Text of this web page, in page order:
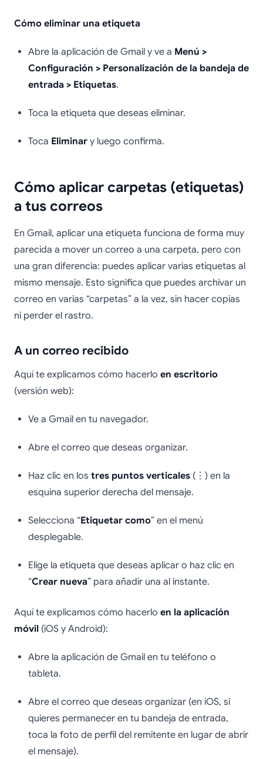
Cómo eliminar una etiqueta
Abre la aplicación de Gmail y ve a Menú >
Configuración > Personalización de la bandeja de
entrada > Etiquetas.
Toca la etiqueta que deseas eliminar.
Toca Eliminar y luego confirma.
Cómo aplicar carpetas (etiquetas)
a tus correos
En Gmail, aplicar una etiqueta funciona de forma muy
parecida a mover un correo a una carpeta, pero con
una gran diferencia: puedes aplicar varias etiquetas al
mismo mensaje. Esto significa que puedes archivar un
correo en varias “carpetas” a la vez, sin hacer copias
ni perder el rastro.
A un correo recibido
Aquí te explicamos cómo hacerlo en escritorio
(versión web):
Ve a Gmail en tu navegador.
Abre el correo que deseas organizar.
Haz clic en los tres puntos verticales (⋮) en la
esquina superior derecha del mensaje.
Selecciona “Etiquetar como” en el menú
desplegable.
Elige la etiqueta que deseas aplicar o haz clic en
“Crear nueva” para añadir una al instante.
Aquí te explicamos cómo hacerlo en la aplicación
móvil (iOS y Android):
Abre la aplicación de Gmail en tu teléfono o
tableta.
Abre el correo que deseas organizar (en iOS, si
quieres permanecer en tu bandeja de entrada,
toca la foto de perfil del remitente en lugar de abrir
el mensaje).